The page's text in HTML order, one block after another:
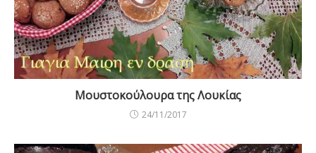
Μουστοκούλουρα της Λουκίας
24/11/2017